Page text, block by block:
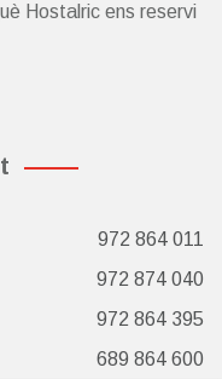
Hostalric ens reservi
972 864 011
972 874 040
972 864 395
689 864 600